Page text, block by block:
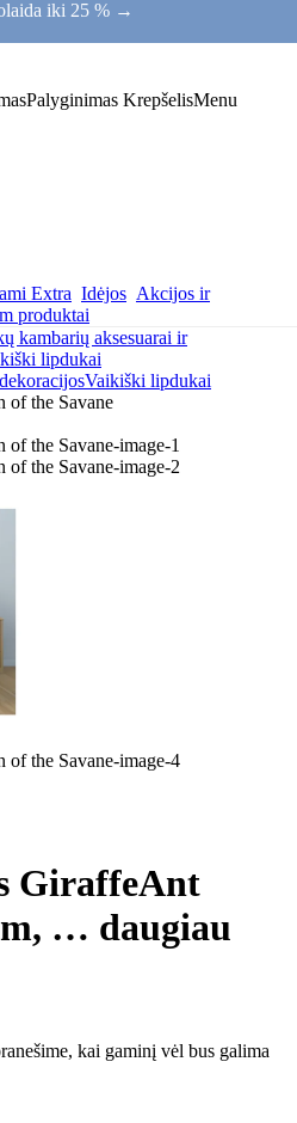
iki 25 % →
Palyginimas KrepšelisMenu
Extra Idėjos Akcijos ir
produktai
kambarių aksesuarai ir
lipdukai
Vaikiški lipdukai
GiraffeAnt
, … daugiau
kai gaminį vėl bus galima